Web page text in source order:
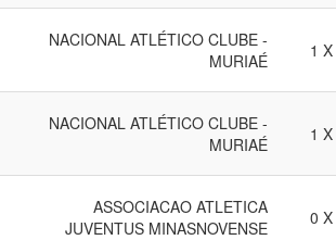
NACIONAL ATLÉTICO CLUBE -
MURIAÉ
1
NACIONAL ATLÉTICO CLUBE -
MURIAÉ
1
ASSOCIACAO ATLETICA
JUVENTUS MINASNOVENSE
0